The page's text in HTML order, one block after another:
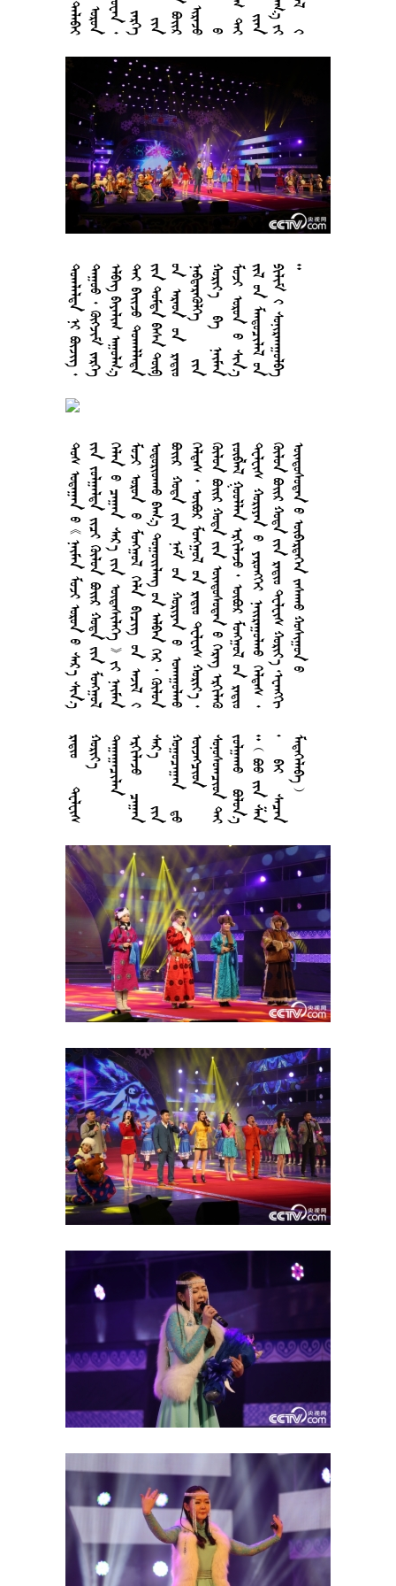












































































































































































 















































































































































































































































































































































































































































 

























































































































 